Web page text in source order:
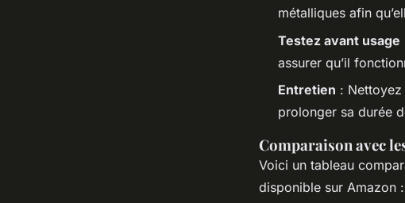
métalliques afin
Testez avant usage
assurer qu’il
Entretien :
prolonger sa durée
Comparaison avec
Voici un tableau
disponible sur Amazon :